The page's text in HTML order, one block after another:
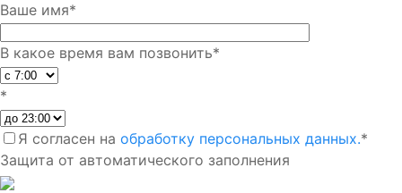
Ваше имя*
В какое время вам позвонить*
*
Я согласен на обработку персональных данных.*
Защита от автоматического заполнения